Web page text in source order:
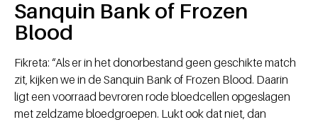
Sanquin Bank of Frozen
Blood
Fikreta: “Als er in het donorbestand geen geschikte match
zit, kijken we in de Sanquin Bank of Frozen Blood. Daarin
ligt een voorraad bevroren rode bloedcellen opgeslagen
met zeldzame bloedgroepen. Lukt ook dat niet, dan